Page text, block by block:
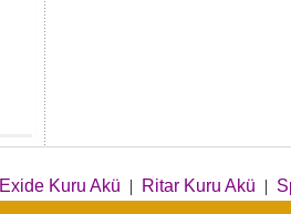
Exide Kuru Akü | Ritar Kuru Akü |